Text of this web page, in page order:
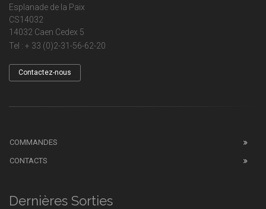
Esplanade de la Paix
CS14032
14032 Caen Cedex 5
Tel : + 33 (0)2-31-56-62-20
Contactez-nous
COMMANDES
CONTACTS
Dernières Sorties